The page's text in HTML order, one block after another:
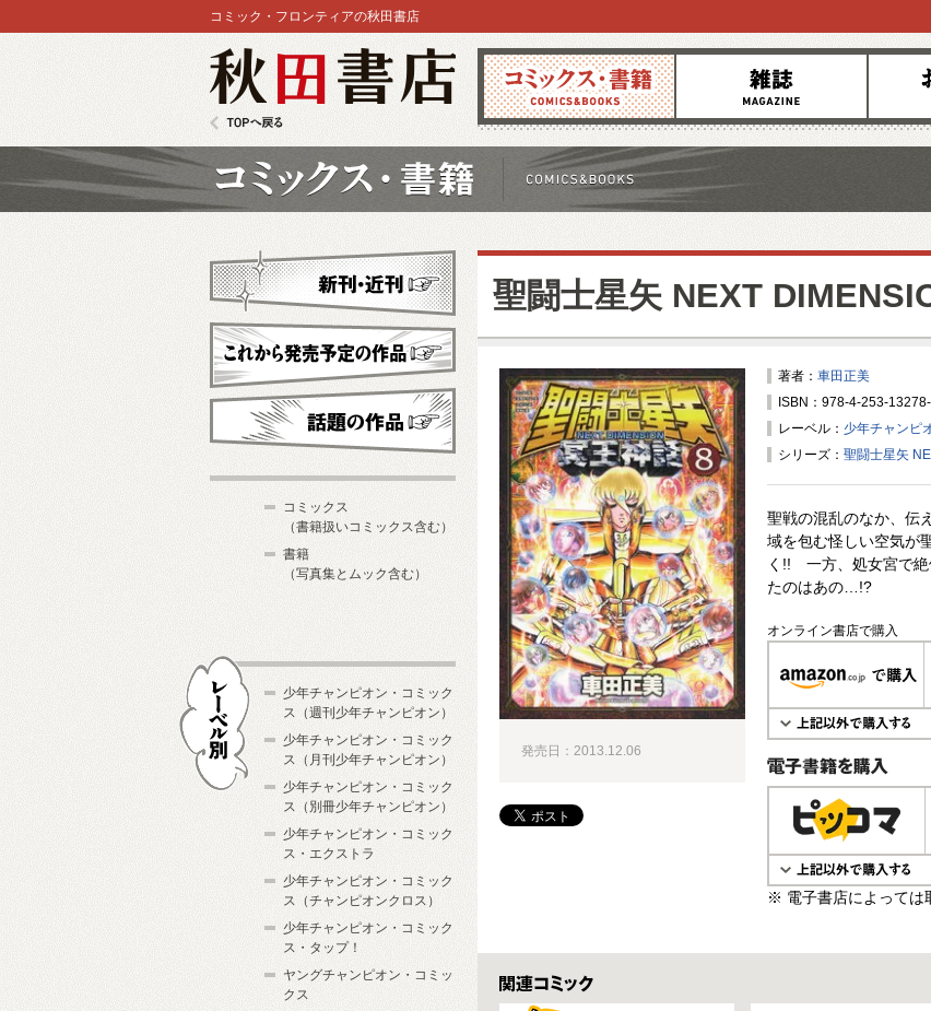
コミックス 雑誌 お知らせ
コミック・フロンティアの秋田書店
聖闘士星矢 NEXT
著者： 車田正美
ISBN：978-4-253-
レーベル： 少年チャンピ
シリーズ： 聖闘士星矢
聖戦の混乱のなか、伝
域を包む怪しい空気が
く!! 一方、処女宮で絶
たのはあの…!?
オンライン書店で購入
電子書籍で購入
※ 電子書店によっては
発売日：2013.12.06
関連コミックス
新刊・近刊
これから発売予定
コミックス
（書籍扱いコミックス含む）
書籍
（写真集とムック含む）
少年チャンピオン・コミック
ス（週刊少年チャンピオン）
少年チャンピオン・コミック
ス（月刊少年チャンピオン）
少年チャンピオン・コミック
ス（別冊少年チャンピオン）
少年チャンピオン・コミック
ス・エクストラ
少年チャンピオン・コミック
ス（チャンピオンクロス）
少年チャンピオン・コミック
ス・タップ！
ヤングチャンピオン・コミッ
クス